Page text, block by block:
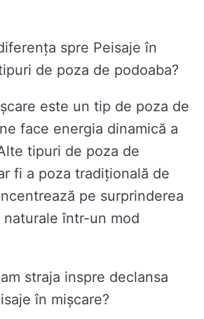
spre Peisaje în
de poza de podoaba?
este un tip de poza de
face energia dinamică a
tipuri de poza de
fi a poza tradițională de
pe surprinderea
într-un mod
straja inspre declansa
în mișcare?